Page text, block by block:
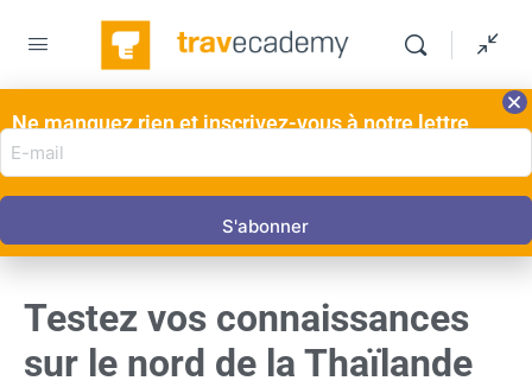
QUESTIONNAIRE 1DE 0
Testez vos connaissances
sur le nord de la Thaïlande
Ne manquez rien et inscrivez-vous à notre lettre
d'information ici!
E-
mail
adres